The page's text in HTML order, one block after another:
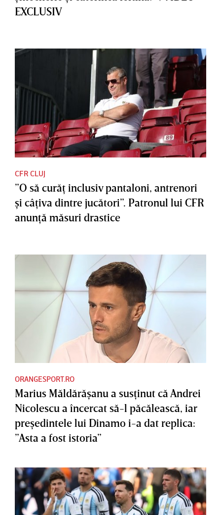
EXCLUSIV
CFR CLUJ
”O să curăţ inclusiv pantaloni, antrenori
şi câţiva dintre jucători”. Patronul lui CFR
anunţă măsuri drastice
ORANGESPORT.RO
Marius Măldărăşanu a susţinut că Andrei
Nicolescu a încercat să-l păcălească, iar
preşedintele lui Dinamo i-a dat replica:
”Asta a fost istoria”